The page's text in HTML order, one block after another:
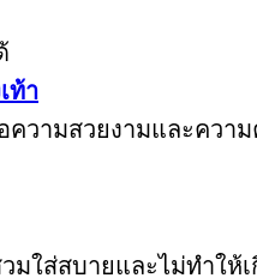
ท้า
ความสวยงามและควา
มใส่สบายและไม่ทำให้